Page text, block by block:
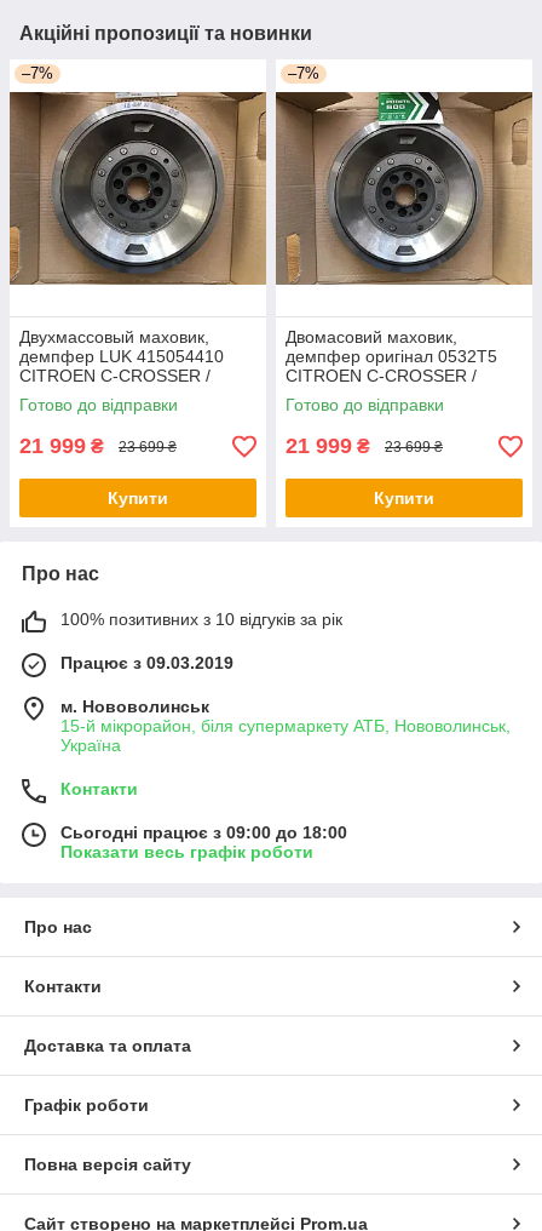
Акційні пропозиції та новинки
–7%
Двухмассовый маховик,
демпфер LUK 415054410
CITROEN C-CROSSER /
PEUGEOT 4007 2,2 HDI 07-
Готово до відправки
21 999 ₴ 23 699 ₴
Купити
–7%
Двомасовий маховик,
демпфер оригінал 0532T5
CITROEN C-CROSSER /
PEUGEOT 4007 2,2 HDI
2007-
Готово до відправки
21 999 ₴ 23 699 ₴
Купити
Про нас
100% позитивних з 10 відгуків за рік
Працює з 09.03.2019
м. Нововолинськ
15-й мікрорайон, біля супермаркету АТБ, Нововолинськ,
Україна
Контакти
Сьогодні працює з 09:00 до 18:00
Показати весь графік роботи
Про нас
Контакти
Доставка та оплата
Графік роботи
Повна версія сайту
Сайт створено на маркетплейсі Prom.ua